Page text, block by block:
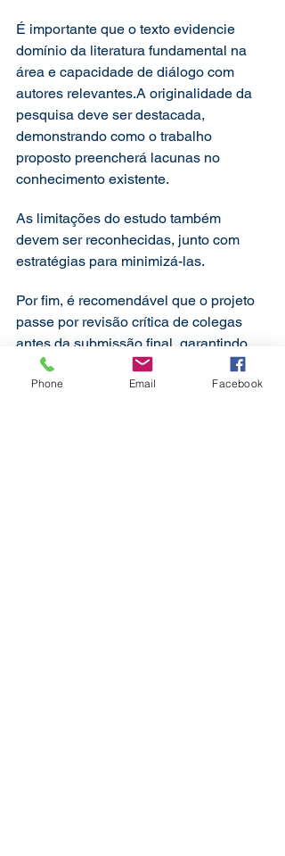
É importante que o texto evidencie
domínio da literatura fundamental na
área e capacidade de diálogo com
autores relevantes.A originalidade da
pesquisa deve ser destacada,
demonstrando como o trabalho
proposto preencherá lacunas no
conhecimento existente.
As limitações do estudo também
devem ser reconhecidas, junto com
estratégias para minimizá-las.
Por fim, é recomendável que o projeto
passe por revisão crítica de colegas
antes da submissão final, garantindo
qualidade e rigor científico adequados
às exigências da comunidade
Phone Email Facebook